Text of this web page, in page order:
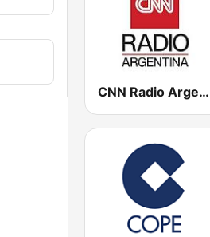
CNN Radio Argentina